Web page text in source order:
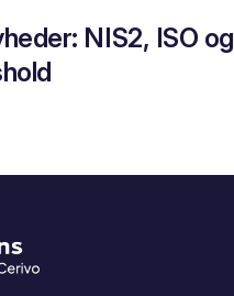
NIS2, ISO og